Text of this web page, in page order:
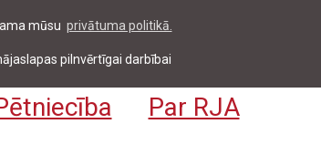
mūsu privātuma politikā.
pilnvērtīgai darbībai
Pieteikties
Par RJA